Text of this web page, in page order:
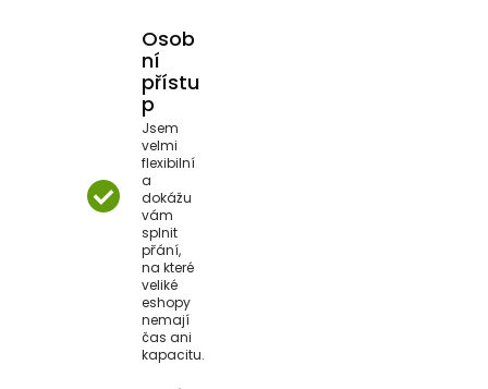
Osob
ní
přístu
p
Jsem
velmi
flexibilní
a
dokážu
vám
splnit
přání,
na které
veliké
eshopy
nemají
čas ani
kapacitu.